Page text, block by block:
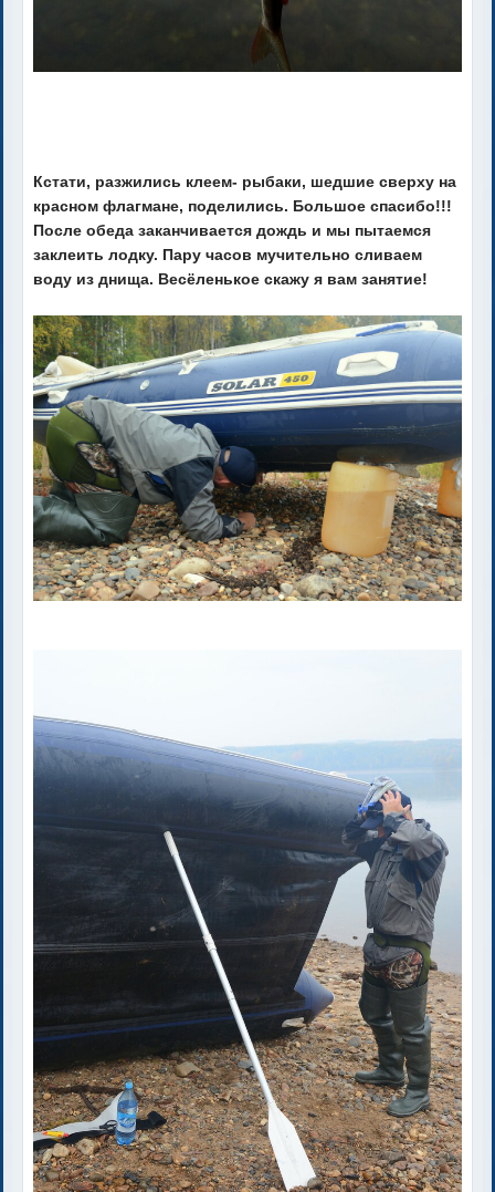
Кстати, разжились клеем- рыбаки, шедшие сверху на
красном флагмане, поделились. Большое спасибо!!!
После обеда заканчивается дождь и мы пытаемся
заклеить лодку. Пару часов мучительно сливаем
воду из днища. Весёленькое скажу я вам занятие!